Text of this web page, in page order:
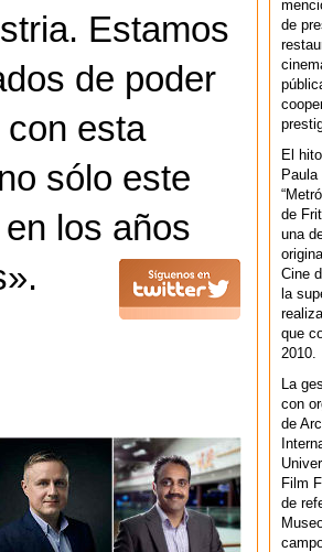
Estamos
de poder
esta
sólo este
los años
de
El
de
una
Cine
la
que
2010.
La
con
de
Film
de